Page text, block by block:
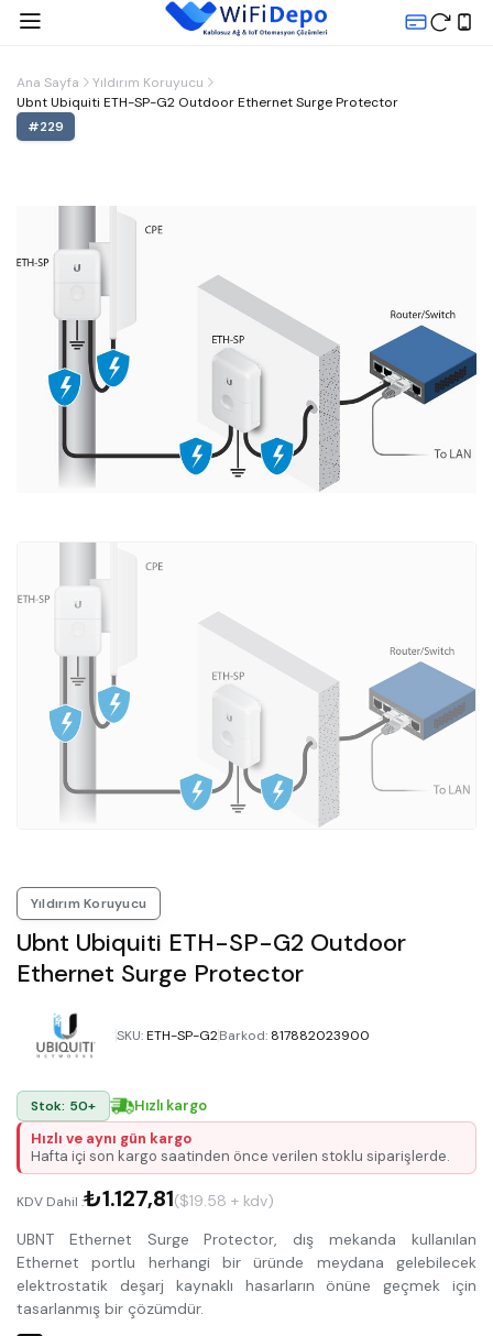
Ana Sayfa
Yıldırım Koruyucu
Ubnt Ubiquiti ETH-SP-G2 Outdoor Ethernet Surge Protector
#229
Yıldırım Koruyucu
Ubnt Ubiquiti ETH-SP-G2 Outdoor
Ethernet Surge Protector
SKU:ETH-SP-G2Barkod: 817882023900
Stok: 50+
Hızlı kargo
Hızlı ve aynı gün kargo
Hafta içi son kargo saatinden önce verilen stoklu siparişlerde.
KDV Dahil :₺1.127,81($19.58 + kdv)
UBNT Ethernet Surge Protector, dış mekanda kullanılan
Ethernet portlu herhangi bir üründe meydana gelebilecek
elektrostatik deşarj kaynaklı hasarların önüne geçmek için
tasarlanmış bir çözümdür.